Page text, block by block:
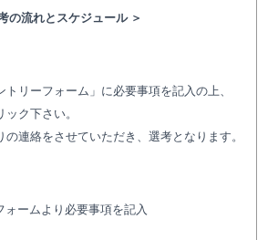
の流れとスケジュール ＞
リーフォーム」に必要事項を記入の上、
ック下さい。
連絡をさせていただき、選考となります。
ームより必要事項を記入